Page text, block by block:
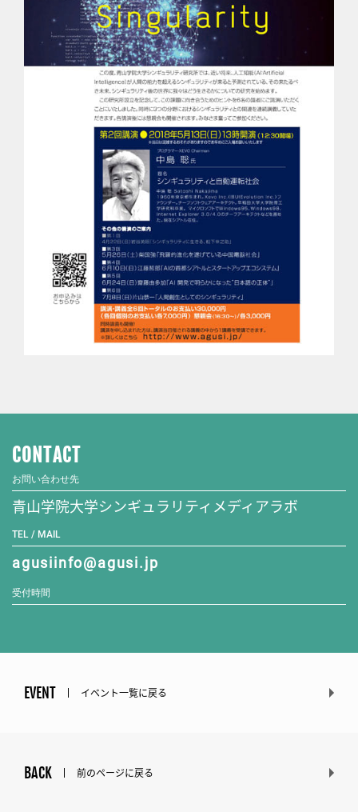
CONTACT
お問い合わせ先
青山学院大学シンギュラリティメディアラボ
TEL / MAIL
agusiinfo@agusi.jp
受付時間
EVENT イベント一覧に戻る
BACK 前のページに戻る